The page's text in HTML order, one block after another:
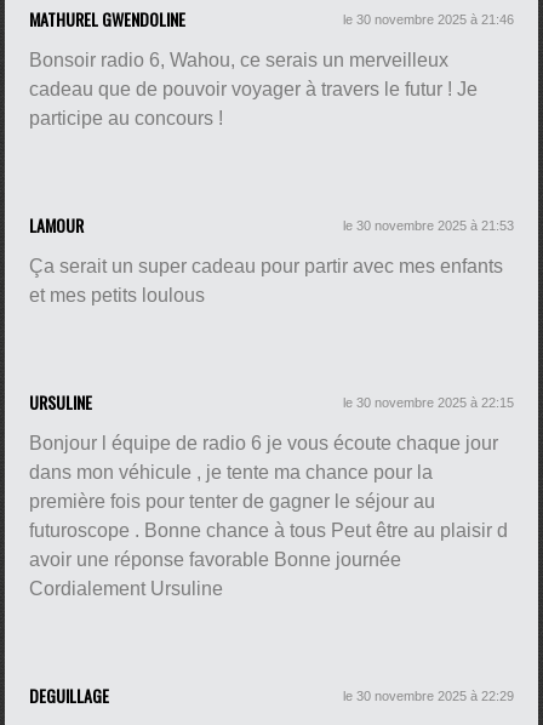
MATHUREL GWENDOLINE le 30 novembre 2025 à 21:46
Bonsoir radio 6, Wahou, ce serais un merveilleux
cadeau que de pouvoir voyager à travers le futur ! Je
participe au concours !
LAMOUR le 30 novembre 2025 à 21:53
Ça serait un super cadeau pour partir avec mes enfants
et mes petits loulous
URSULINE le 30 novembre 2025 à 22:15
Bonjour l équipe de radio 6 je vous écoute chaque jour
dans mon véhicule , je tente ma chance pour la
première fois pour tenter de gagner le séjour au
futuroscope . Bonne chance à tous Peut être au plaisir d
avoir une réponse favorable Bonne journée
Cordialement Ursuline
DEGUILLAGE le 30 novembre 2025 à 22:29